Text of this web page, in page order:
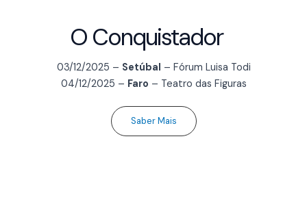
O Conquistador
03/12/2025 – Setúbal – Fórum Luisa Todi
04/12/2025 – Faro – Teatro das Figuras
Saber Mais